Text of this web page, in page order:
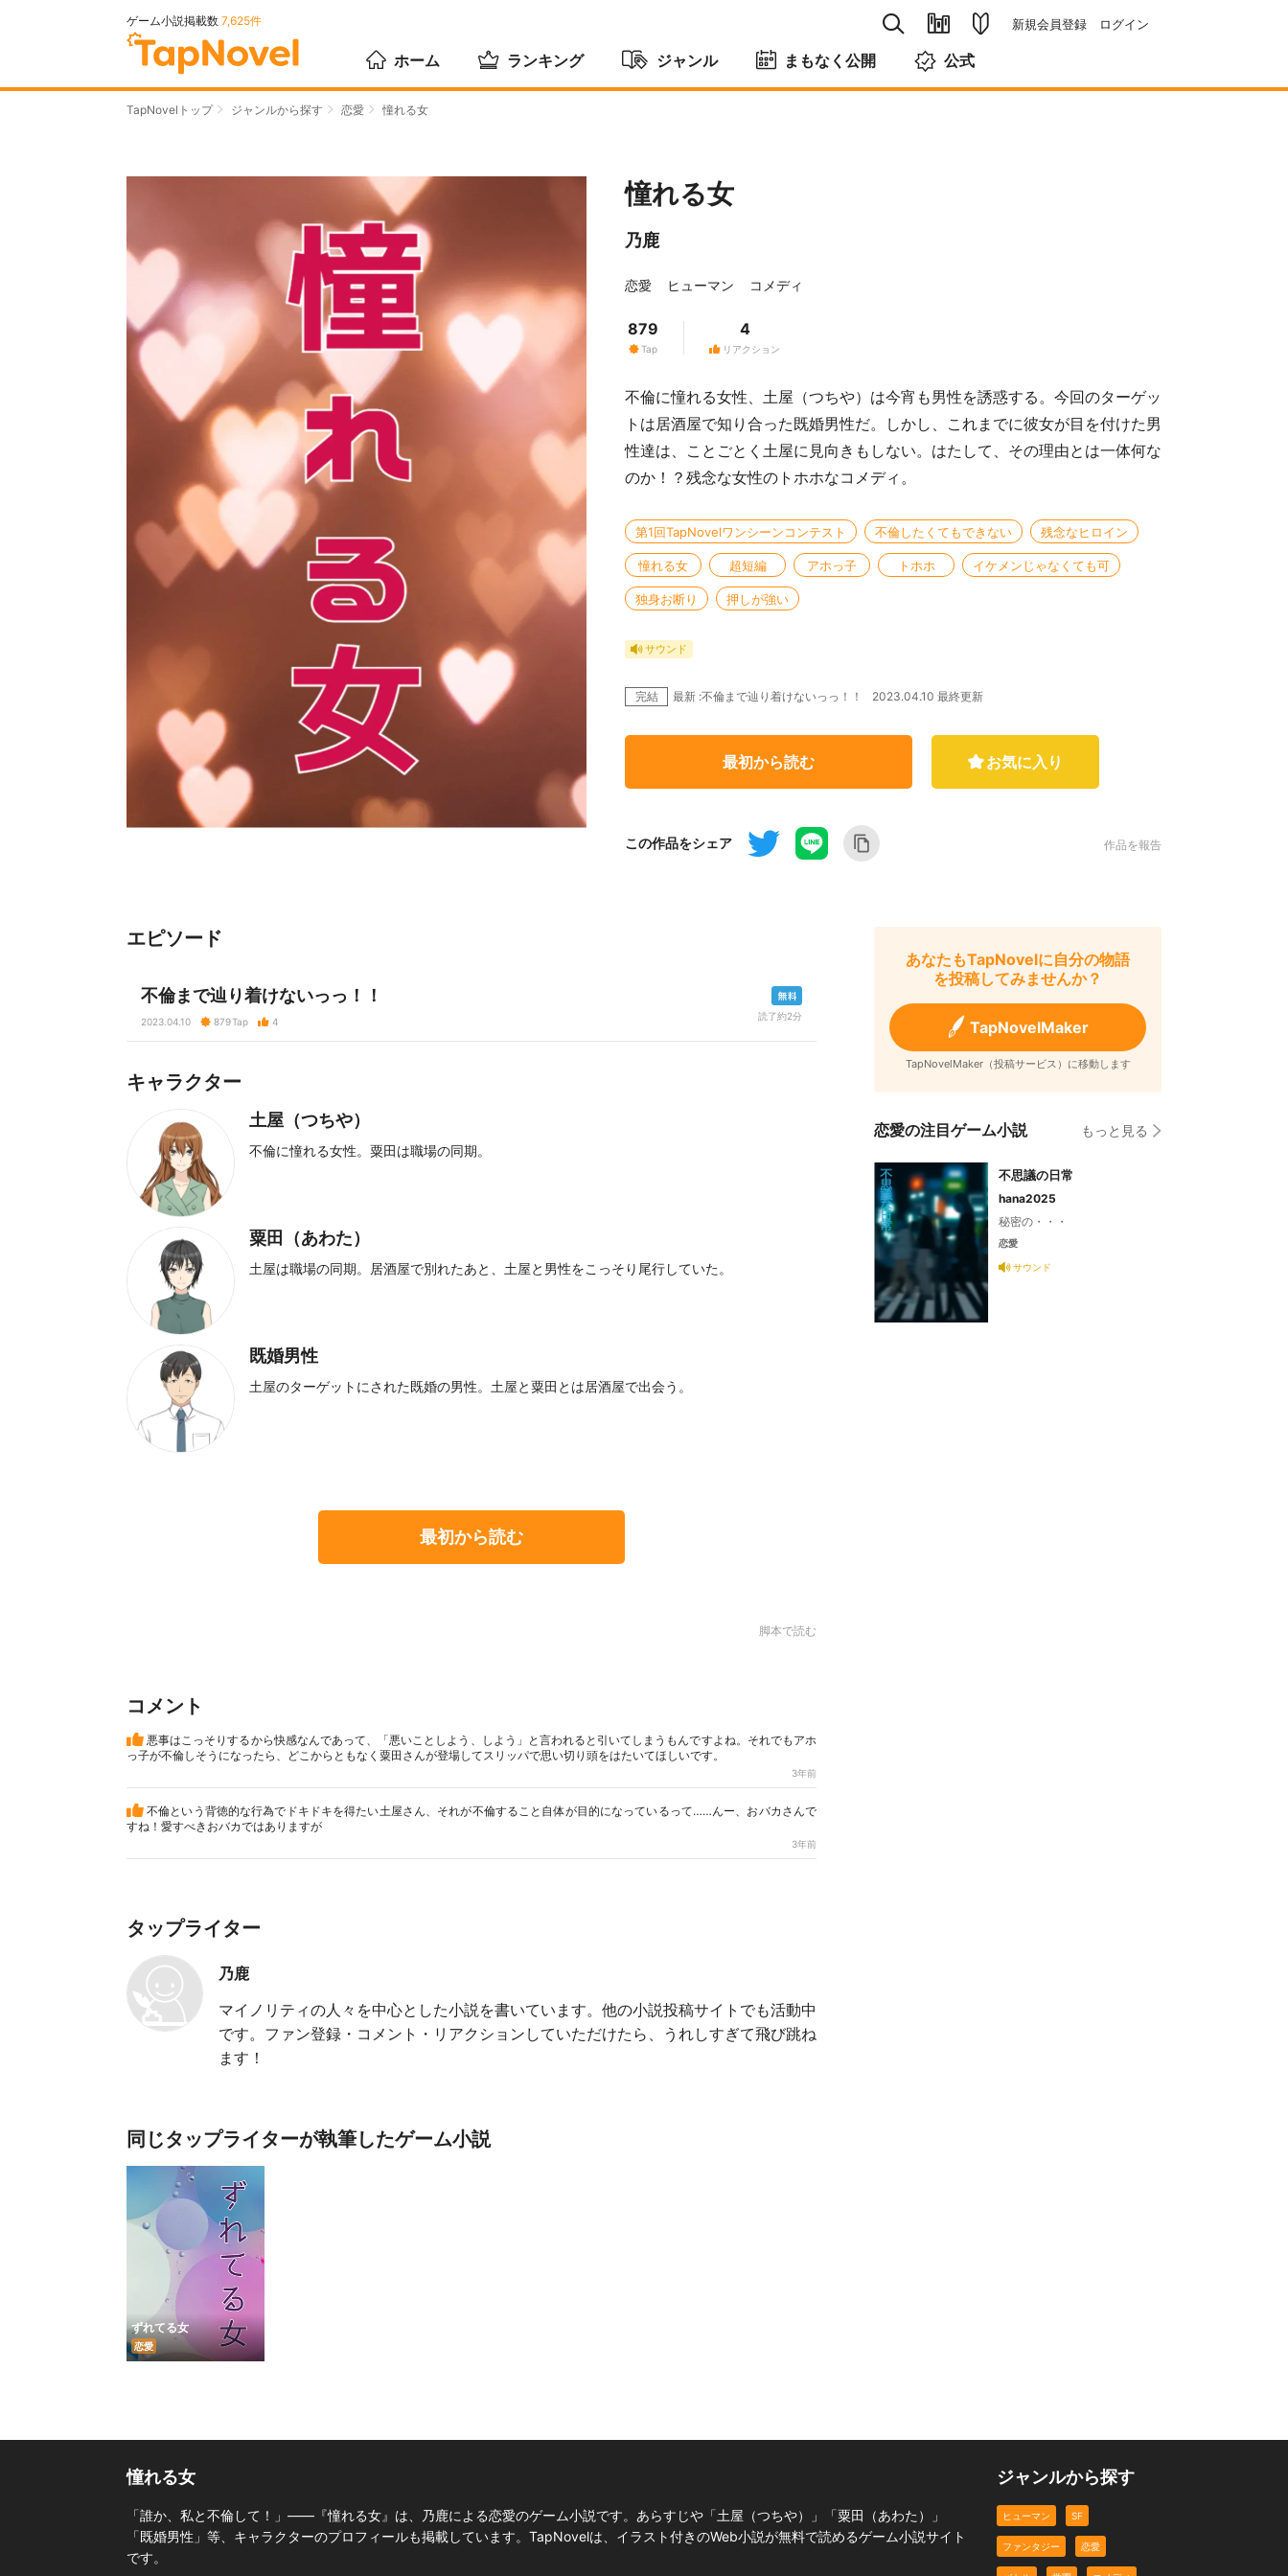
ゲーム小説掲載数 7,625件 新規会員登録 ログイン
ホーム ランキング ジャンル まもなく公開 公式
TapNovelトップ ジャンルから探す 恋愛 憧れる女
憧れる女
乃鹿
恋愛 ヒューマン コメディ
Tap
879
リアクション
4
不倫に憧れる女性、土屋（つちや）は今宵も男性を誘惑する。今回のターゲッ
トは居酒屋で知り合った既婚男性だ。しかし、これまでに彼女が目を付けた男
性達は、ことごとく土屋に見向きもしない。はたして、その理由とは一体何な
のか！？残念な女性のトホホなコメディ。
第1回TapNovelワンシーンコンテスト 不倫したくてもできない 残念なヒロイン
憧れる女 超短編 アホっ子 トホホ イケメンじゃなくても可
独身お断り 押しが強い
サウンド
完結 最新 :不倫まで辿り着けないっっ！！ 2023.04.10 最終更新
最初から読む お気に入り
この作品をシェア 作品を報告
エピソード
不倫まで辿り着けないっっ！！
2023.04.10 879Tap 4
読了約2分
キャラクター
土屋（つちや）
不倫に憧れる女性。粟田は職場の同期。
粟田（あわた）
土屋は職場の同期。居酒屋で別れたあと、土屋と男性をこっそり尾行していた。
既婚男性
土屋のターゲットにされた既婚の男性。土屋と粟田とは居酒屋で出会う。
最初から読む
脚本で読む
コメント
悪事はこっそりするから快感なんであって、「悪いことしよう、しよう」と言われると引いてしまうもんですよね。それでもアホ
っ子が不倫しそうになったら、どこからともなく粟田さんが登場してスリッパで思い切り頭をはたいてほしいです。
3年前
不倫という背徳的な行為でドキドキを得たい土屋さん、それが不倫すること自体が目的になっているって……んー、おバカさんで
すね！愛すべきおバカではありますが
3年前
タップライター
乃鹿
マイノリティの人々を中心とした小説を書いています。他の小説投稿サイトでも活動中
です。ファン登録・コメント・リアクションしていただけたら、うれしすぎて飛び跳ね
ます！
同じタップライターが執筆したゲーム小説
ずれてる女
恋愛
あなたもTapNovelに自分の物語
を投稿してみませんか？
TapNovelMaker
TapNovelMaker（投稿サービス）に移動します
恋愛の注目ゲーム小説 もっと見る
不思議の日常
hana2025
秘密の・・・
恋愛
サウンド
憧れる女
「誰か、私と不倫して！」――『憧れる女』は、乃鹿による恋愛のゲーム小説です。あらすじや「土屋（つちや）」「粟田（あわた）」
「既婚男性」等、キャラクターのプロフィールも掲載しています。TapNovelは、イラスト付きのWeb小説が無料で読めるゲーム小説サイト
です。
ジャンルから探す
ヒューマン SF
ファンタジー 恋愛